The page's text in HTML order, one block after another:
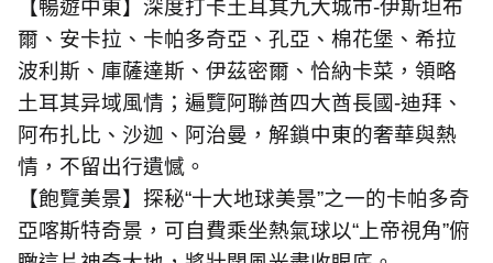
【暢遊中東】深度打卡土耳其九大城市-伊斯坦布
爾、安卡拉、卡帕多奇亞、孔亞、棉花堡、希拉
波利斯、庫薩達斯、伊茲密爾、恰納卡菜，領略
土耳其异域風情；遍覽阿聯酋四大酋長國-迪拜、
阿布扎比、沙迦、阿治曼，解鎖中東的奢華與熱
情，不留出行遺憾。
【飽覽美景】探秘“十大地球美景”之一的卡帕多奇
亞喀斯特奇景，可自費乘坐熱氣球以“上帝視角”俯